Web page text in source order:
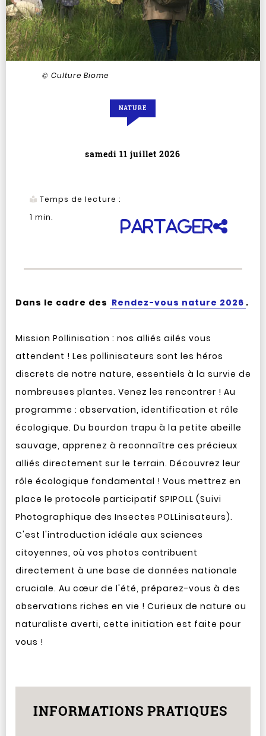
© Culture Biome
NATURE
samedi 11 juillet 2026
Temps de lecture :
1 min.
Partager
Dans le cadre des Rendez-vous nature 2026 .
Mission Pollinisation : nos alliés ailés vous
attendent ! Les pollinisateurs sont les héros
discrets de notre nature, essentiels à la survie de
nombreuses plantes. Venez les rencontrer ! Au
programme : observation, identification et rôle
écologique. Du bourdon trapu à la petite abeille
sauvage, apprenez à reconnaître ces précieux
alliés directement sur le terrain. Découvrez leur
rôle écologique fondamental ! Vous mettrez en
place le protocole participatif SPIPOLL (Suivi
Photographique des Insectes POLLinisateurs).
C'est l'introduction idéale aux sciences
citoyennes, où vos photos contribuent
directement à une base de données nationale
cruciale. Au cœur de l'été, préparez-vous à des
observations riches en vie ! Curieux de nature ou
naturaliste averti, cette initiation est faite pour
vous !
INFORMATIONS PRATIQUES